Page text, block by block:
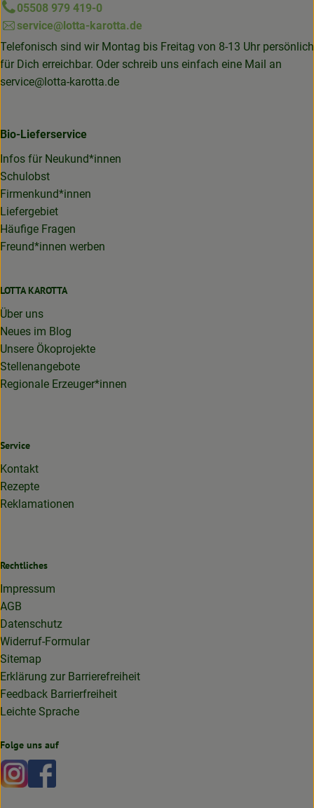
05508 979 419-0
service@lotta-karotta.de
Telefonisch sind wir Montag bis Freitag von 8-13 Uhr persönlich
für Dich erreichbar. Oder schreib uns einfach eine Mail an
service@lotta-karotta.de
Bio-Lieferservice
Infos für Neukund*innen
Schulobst
Firmenkund*innen
Liefergebiet
Häufige Fragen
Freund*innen werben
LOTTA KAROTTA
Über uns
Neues im Blog
Unsere Ökoprojekte
Stellenangebote
Regionale Erzeuger*innen
Service
Kontakt
Rezepte
Reklamationen
Rechtliches
Impressum
AGB
Datenschutz
Widerruf-Formular
Sitemap
Erklärung zur Barrierefreiheit
Feedback Barrierfreiheit
Leichte Sprache
Folge uns auf
Externer Link zu https://www.instagram.com/